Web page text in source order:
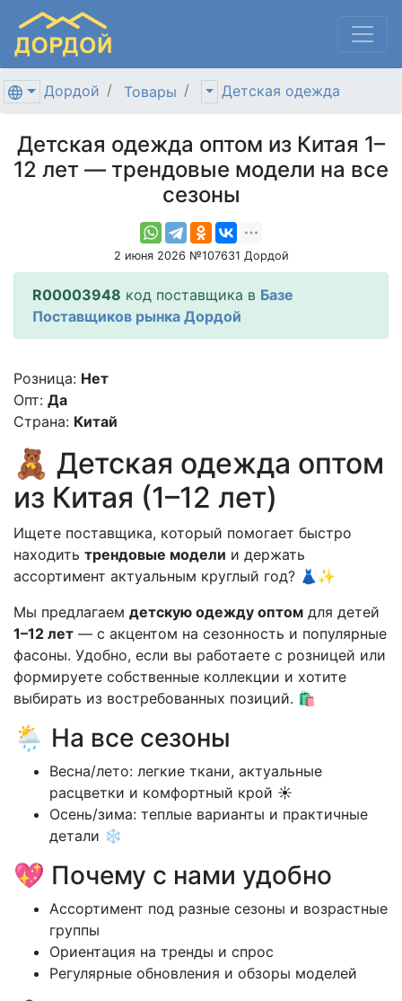
Дордой Товары Детская одежда
Детская одежда оптом из Китая 1–
12 лет — трендовые модели на все
сезоны
2 июня 2026 №107631 Дордой
R00003948 код поставщика в Базе
Поставщиков рынка Дордой
Розница: Нет
Опт: Да
Страна: Китай
🧸 Детская одежда оптом
из Китая (1–12 лет)
Ищете поставщика, который помогает быстро
находить трендовые модели и держать
ассортимент актуальным круглый год? 👗✨
Мы предлагаем детскую одежду оптом для детей
1–12 лет — с акцентом на сезонность и популярные
фасоны. Удобно, если вы работаете с розницей или
формируете собственные коллекции и хотите
выбирать из востребованных позиций. 🛍️
🌦️ На все сезоны
Весна/лето: легкие ткани, актуальные
расцветки и комфортный крой ☀️
Осень/зима: теплые варианты и практичные
детали ❄️
💖 Почему с нами удобно
Ассортимент под разные сезоны и возрастные
группы
Ориентация на тренды и спрос
Регулярные обновления и обзоры моделей